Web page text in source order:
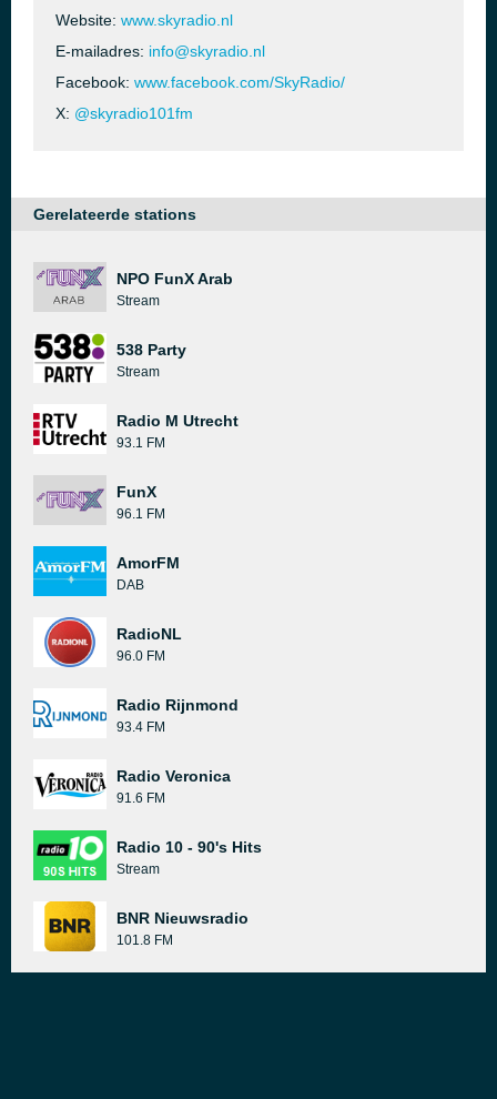
Website: www.skyradio.nl
E-mailadres: info@skyradio.nl
Facebook: www.facebook.com/SkyRadio/
X: @skyradio101fm
Gerelateerde stations
NPO FunX Arab
Stream
538 Party
Stream
Radio M Utrecht
93.1 FM
FunX
96.1 FM
AmorFM
DAB
RadioNL
96.0 FM
Radio Rijnmond
93.4 FM
Radio Veronica
91.6 FM
Radio 10 - 90's Hits
Stream
BNR Nieuwsradio
101.8 FM